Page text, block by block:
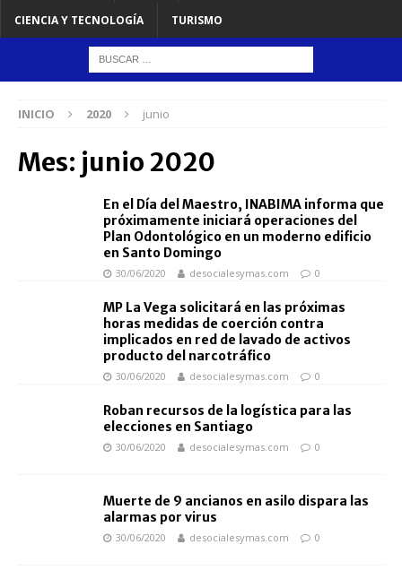
CIENCIA Y TECNOLOGÍA TURISMO
INICIO 2020 junio
Mes: junio 2020
En el Día del Maestro, INABIMA informa que
próximamente iniciará operaciones del
Plan Odontológico en un moderno edificio
en Santo Domingo
30/06/2020 desocialesymas.com 0
MP La Vega solicitará en las próximas
horas medidas de coerción contra
implicados en red de lavado de activos
producto del narcotráfico
30/06/2020 desocialesymas.com 0
Roban recursos de la logística para las
elecciones en Santiago
30/06/2020 desocialesymas.com 0
Muerte de 9 ancianos en asilo dispara las
alarmas por virus
30/06/2020 desocialesymas.com 0